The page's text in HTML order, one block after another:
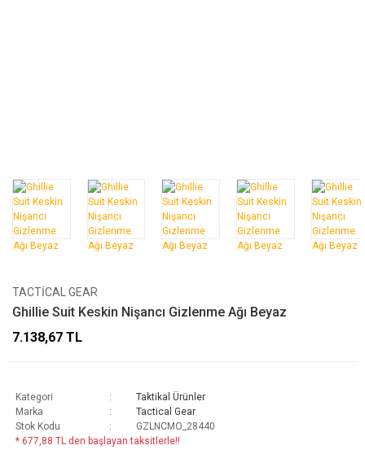
TACTICAL GEAR
Ghillie Suit Keskin Nişancı Gizlenme Ağı Beyaz
7.138,67 TL
Kategori
Taktikal Ürünler
Marka
Tactical Gear
Stok Kodu
GZLNCMO_28440
* 677,88 TL den başlayan taksitlerle!!